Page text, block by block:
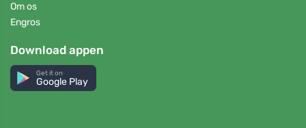
Om os
Engros
Download appen
Get it on
Google Play